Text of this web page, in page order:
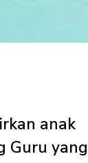
anak
Guru yang